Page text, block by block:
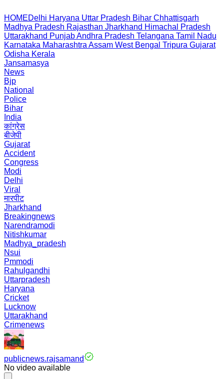
HOMEDelhi Haryana Uttar Pradesh Bihar Chhattisgarh
Madhya Pradesh Rajasthan Jharkhand Himachal Pradesh
Uttarakhand PunjabAndhra Pradesh Telangana Tamil Nadu
Karnataka Maharashtra Assam West Bengal Tripura Gujarat
Odisha Kerala
Jansamasya
News
Bjp
National
Police
Bihar
India
कांग्रेस
बीजेपी
Gujarat
Accident
Congress
Modi
Delhi
Viral
मारपीट
Jharkhand
Breakingnews
Narendramodi
Nitishkumar
Madhya_pradesh
Nsui
Pmmodi
Rahulgandhi
Uttarpradesh
Haryana
Cricket
Lucknow
Uttarakhand
Crimenews
publicnews.rajsamand
No video available